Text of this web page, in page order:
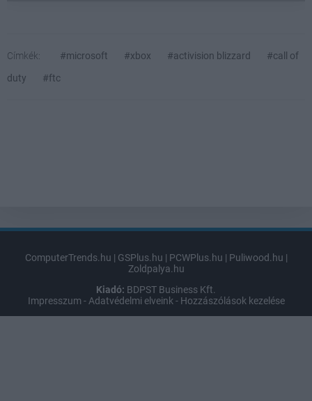
Címkék: #microsoft #xbox #activision blizzard
#call of
duty
#ftc
ComputerTrends.hu | GSPlus.hu | PCWPlus.hu | Puliwood.hu |
Zoldpalya.hu
Kiadó: BDPST Business Kft.
Impresszum - Adatvédelmi elveink - Hozzászólások kezelése